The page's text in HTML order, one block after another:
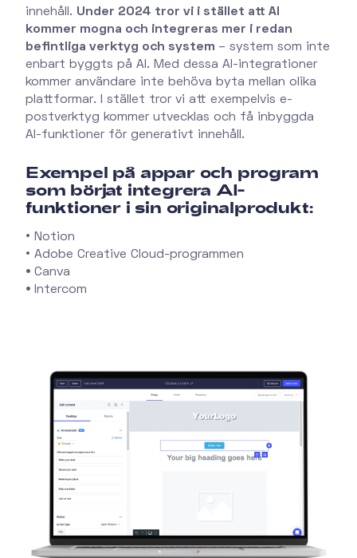
innehåll. Under 2024 tror vi i stället att AI
kommer mogna och integreras mer i redan
befintliga verktyg och system – system som inte
enbart byggts på AI. Med dessa AI-integrationer
kommer användare inte behöva byta mellan olika
plattformar. I stället tror vi att exempelvis e-
postverktyg kommer utvecklas och få inbyggda
AI-funktioner för generativt innehåll.
Exempel på appar och program
som börjat integrera AI-
funktioner i sin originalprodukt:
• Notion
• Adobe Creative Cloud-programmen
• Canva
• Intercom